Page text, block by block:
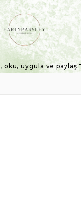
oku, uygula ve paylaş."